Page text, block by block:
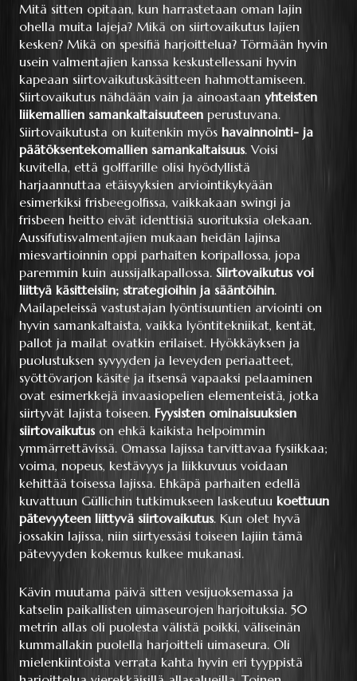
Mitä sitten opitaan, kun harrastetaan oman lajin
ohella muita lajeja? Mikä on siirtovaikutus lajien
kesken? Mikä on spesifiä harjoittelua? Törmään hyvin
usein valmentajien kanssa keskustellessani hyvin
kapeaan siirtovaikutuskäsitteen hahmottamiseen.
Siirtovaikutus nähdään vain ja ainoastaan yhteisten
liikemallien samankaltaisuuteen perustuvana.
Siirtovaikutusta on kuitenkin myös havainnointi- ja
päätöksentekomallien samankaltaisuus. Voisi
kuvitella, että golffarille olisi hyödyllistä
harjaannuttaa etäisyyksien arviointikykyään
esimerkiksi frisbeegolfissa, vaikkakaan swingi ja
frisbeen heitto eivät identtisiä suorituksia olekaan.
Aussifutisvalmentajien mukaan heidän lajinsa
miesvartioinnin oppi parhaiten koripallossa, jopa
paremmin kuin aussijalkapallossa. Siirtovaikutus voi
liittyä käsitteisiin; strategioihin ja sääntöihin.
Mailapeleissä vastustajan lyöntisuuntien arviointi on
hyvin samankaltaista, vaikka lyöntitekniikat, kentät,
pallot ja mailat ovatkin erilaiset. Hyökkäyksen ja
puolustuksen syvyyden ja leveyden periaatteet,
syöttövarjon käsite ja itsensä vapaaksi pelaaminen
ovat esimerkkejä invaasiopelien elementeistä, jotka
siirtyvät lajista toiseen. Fyysisten ominaisuuksien
siirtovaikutuson ehkä kaikista helpoimmin
ymmärrettävissä. Omassa lajissa tarvittavaa fysiikkaa;
voima, nopeus, kestävyys ja liikkuvuus voidaan
kehittää toisessa lajissa. Ehkäpä parhaiten edellä
kuvattuun Güllichin tutkimukseen laskeutuu koettuun
pätevyyteen liittyvä siirtovaikutus. Kun olet hyvä
jossakin lajissa, niin siirtyessäsi toiseen lajiin tämä
pätevyyden kokemus kulkee mukanasi.
Kävin muutama päivä sitten vesijuoksemassa ja
katselin paikallisten uimaseurojen harjoituksia. 50
metrin allas oli puolesta välistä poikki, väliseinän
kummallakin puolella harjoitteli uimaseura. Oli
mielenkiintoista verrata kahta hyvin eri tyyppistä